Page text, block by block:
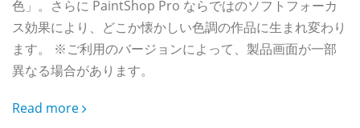
色」。さらに PaintShop Pro ならではのソフトフォーカ
ス効果により、どこか懐かしい色調の作品に生まれ変わり
ます。 ※ご利用のバージョンによって、製品画面が一部
異なる場合があります。
Read more